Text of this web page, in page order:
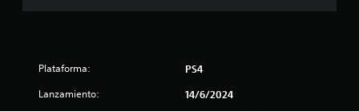
Plataforma: PS4
Lanzamiento: 14/6/2024